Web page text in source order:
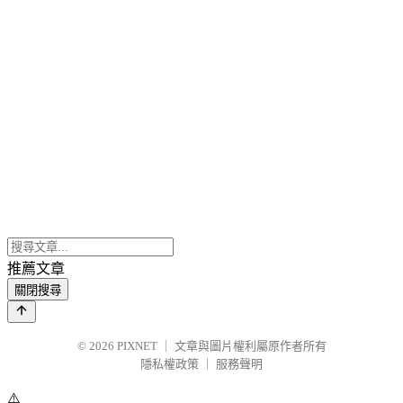
推薦文章
關閉搜尋
© 2026 PIXNET
文章與圖片權利屬原作者所有
隱私權政策
服務聲明
⚠️